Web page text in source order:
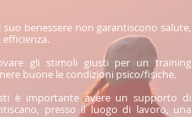
benessere non garantiscono salute,
gli stimoli giusti per un training
buone le condizioni psico/fisiche.
è importante avere un supporto di
presso il luogo di lavoro, una